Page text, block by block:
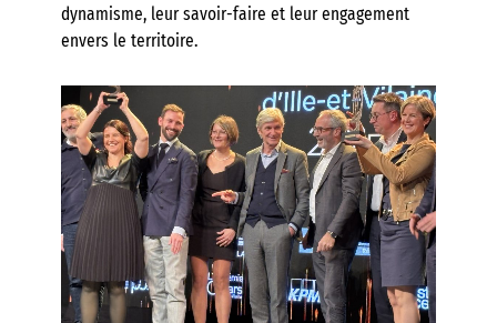
dynamisme, leur savoir-faire et leur engagement
envers le territoire.